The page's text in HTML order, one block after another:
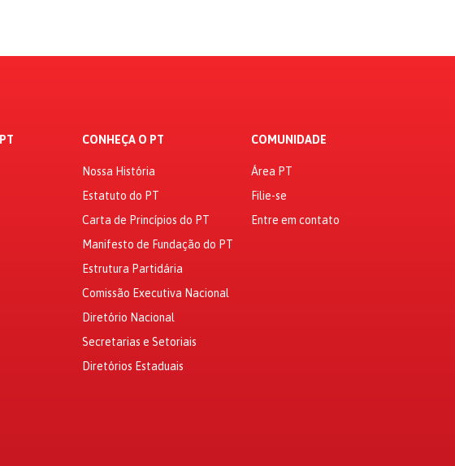
CONHEÇA O PT
Nossa História
Estatuto do PT
Carta de Princípios do PT
Manifesto de Fundação do PT
Estrutura Partidária
Comissão Executiva Nacional
Diretório Nacional
Secretarias e Setoriais
Diretórios Estaduais
COMUNIDADE
Área PT
Filie-se
Entre em contato